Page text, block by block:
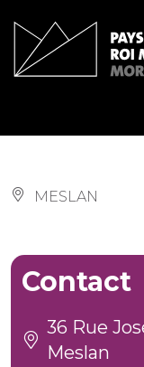
MESLAN
Contact
36 Rue
Meslan